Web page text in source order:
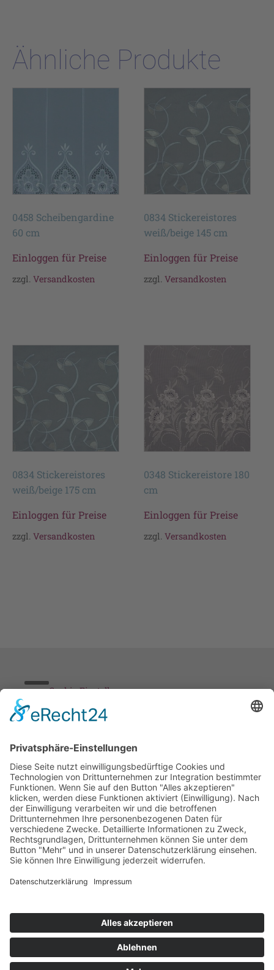
Ähnliche Produkte
0458 Scheibengardine
60 cm
Einloggen für Preise
zzgl. Versandkosten
0834 Stickereistores
weiß/beige 145 cm
Einloggen für Preise
zzgl.Versandkosten
0834 Stickereistores
weiß/beige 175 cm
Einloggen für Preise
zzgl. Versandkosten
0348 Stickereistore 180
cm
Einloggen für Preise
zzgl.Versandkosten
Cookie-Einstellungen
Stickereien & Textilien GmbH| Alle Rechte vorbehalten